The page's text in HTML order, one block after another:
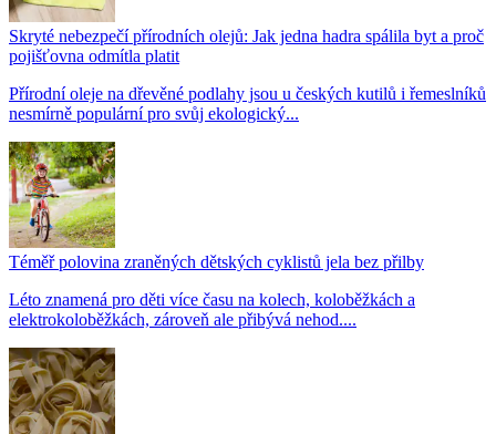
Skryté nebezpečí přírodních olejů: Jak jedna hadra spálila byt a proč
pojišťovna odmítla platit
Přírodní oleje na dřevěné podlahy jsou u českých kutilů i řemeslníků
nesmírně populární pro svůj ekologický...
Téměř polovina zraněných dětských cyklistů jela bez přilby
Léto znamená pro děti více času na kolech, koloběžkách a
elektrokoloběžkách, zároveň ale přibývá nehod....